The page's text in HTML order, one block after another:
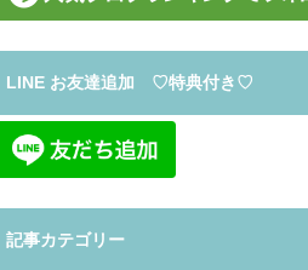
LINE お友達追加 ♡特典付き♡
記事カテゴリー